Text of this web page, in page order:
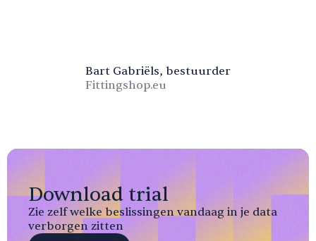
Bart Gabriëls, bestuurder
Fittingshop.eu
Download trial
Zie zelf welke beslissingen vandaag in je data
verborgen zitten